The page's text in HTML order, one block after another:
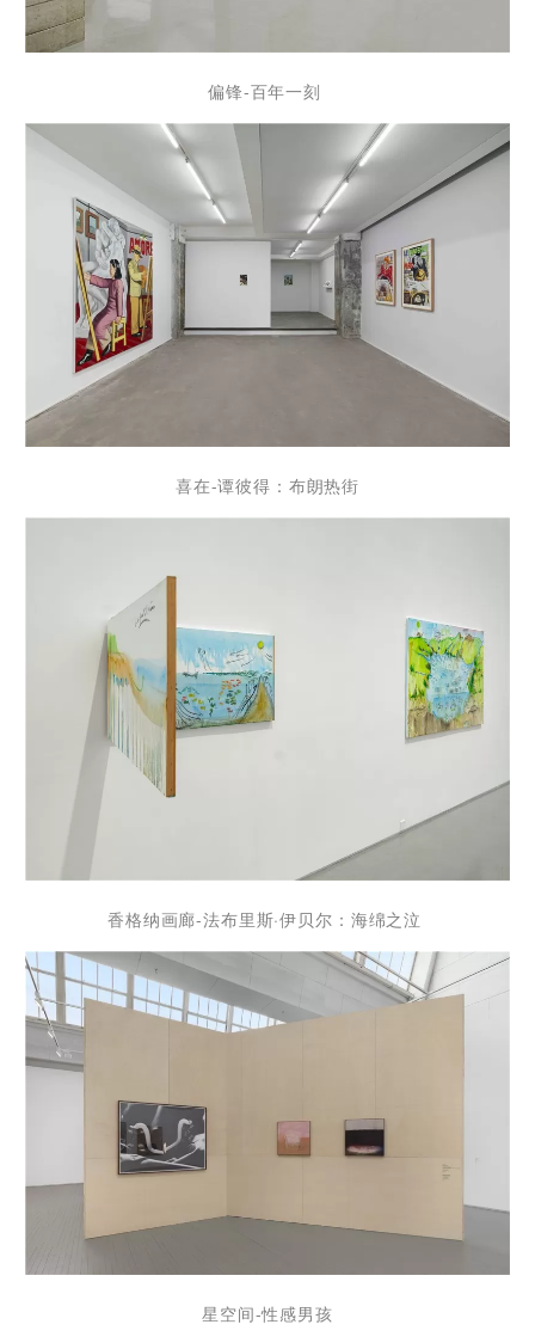
偏锋-百年一刻
喜在-谭彼得：布朗热街
香格纳画廊-法布里斯·伊贝尔：海绵之泣
星空间-性感男孩